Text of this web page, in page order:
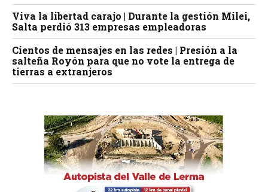
Viva la libertad carajo | Durante la gestión Milei,
Salta perdió 313 empresas empleadoras
Cientos de mensajes en las redes | Presión a la
salteña Royón para que no vote la entrega de
tierras a extranjeros